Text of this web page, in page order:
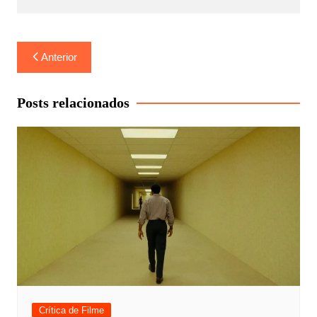
Navegação
de
Post
Anterior
Posts relacionados
Crítica de Filme